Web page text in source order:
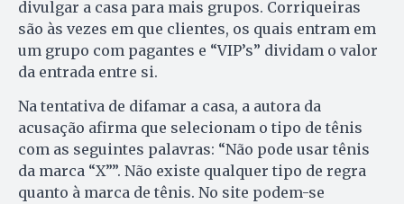
divulgar a casa para mais grupos. Corriqueiras
são às vezes em que clientes, os quais entram em
um grupo com pagantes e “VIP’s” dividam o valor
da entrada entre si.
Na tentativa de difamar a casa, a autora da
acusação afirma que selecionam o tipo de tênis
com as seguintes palavras: “Não pode usar tênis
da marca “X””. Não existe qualquer tipo de regra
quanto à marca de tênis. No site podem-se